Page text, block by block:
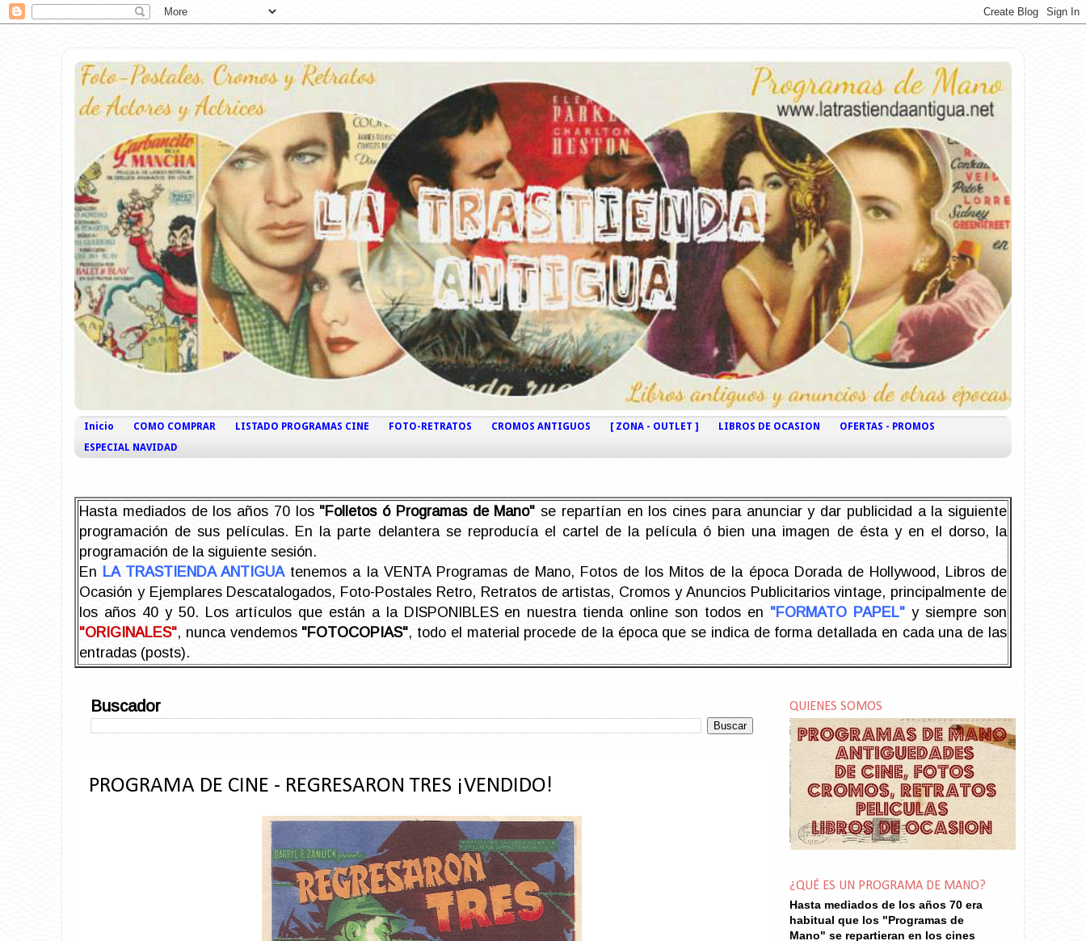
Inicio COMO COMPRAR LISTADO PROGRAMAS CINE FOTO-RETRATOS CROMOS ANTIGUOS [ ZONA - OUTLET ] LIBROS DE OCASION
OFERTAS - PROMOS
ESPECIAL NAVIDAD
Hasta mediados de los años 70 los "Folletos ó Programas de Mano" se repartían en los cines para anunciar y dar publicidad a la siguiente
programación de sus películas. En la parte delantera se reproducía el cartel de la película ó bien una imagen de ésta y en el dorso, la
programación de la siguiente sesión.
En LA TRASTIENDA ANTIGUAtenemos a la VENTA Programas de Mano, Fotos de los Mitos de la época Dorada de Hollywood, Libros de
Ocasión y Ejemplares Descatalogados, Foto-Postales Retro, Retratos de artistas, Cromos y Anuncios Publicitarios vintage, principalmente de
los años 40 y 50. Los artículos que están a la DISPONIBLES en nuestra tienda online son todos en "FORMATO PAPEL" y siempre son
"ORIGINALES", nunca vendemos "FOTOCOPIAS", todo el material procede de la época que se indica de forma detallada en cada una de las
entradas (posts).
Buscador
PROGRAMA DE CINE - REGRESARON TRES ¡VENDIDO!
QUIENES SOMOS
¿QUÉ ES UN PROGRAMA DE MANO?
Hasta mediados de los años 70 era
habitual que los "Programas de
Mano" se repartieran en los cines